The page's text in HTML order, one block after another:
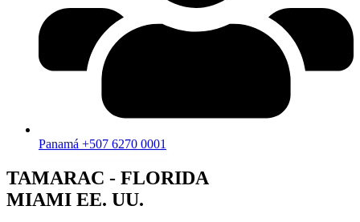
Panamá +507 6270 0001
TAMARAC - FLORIDA
MIAMI EE. UU.